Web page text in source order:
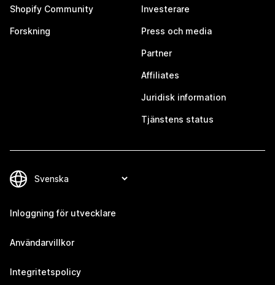
Shopify Community
Forskning
Investerare
Press och media
Partner
Affiliates
Juridisk information
Tjänstens status
Inloggning för utvecklare
Användarvillkor
Integritetspolicy